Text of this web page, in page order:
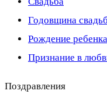
Годовщина
Рождение ребенка
Признание в
Поздравления